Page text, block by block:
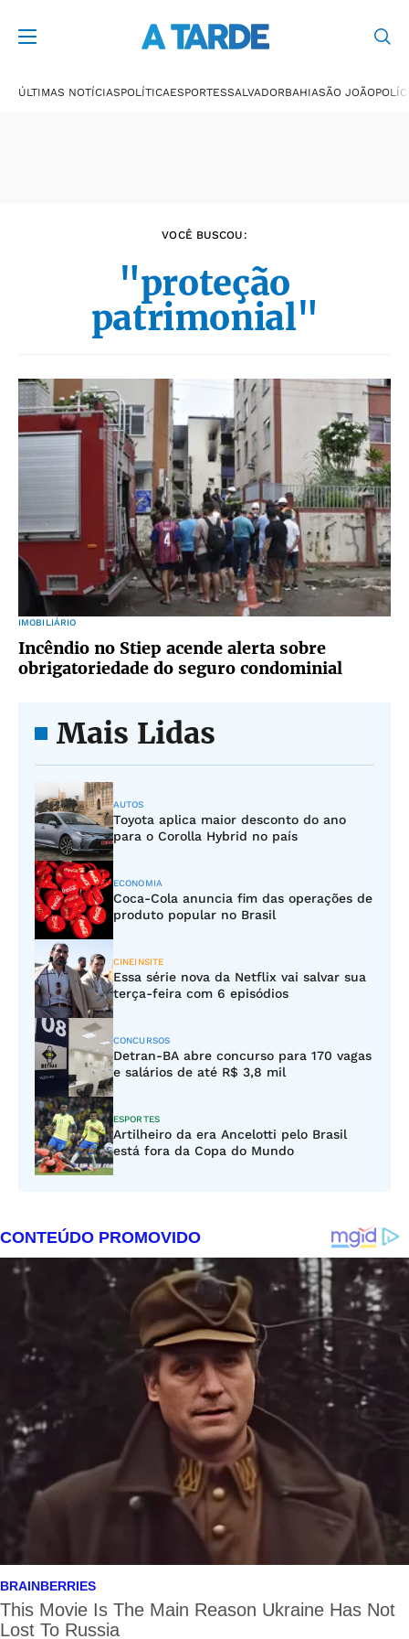
ÚLTIMAS NOTÍCIASPOLÍTICAESPORTESSALVADORBAHIASÃO JOÃO
VOCÊ BUSCOU:
"proteção
patrimonial"
IMOBILIÁRIO
Incêndio no Stiep acende alerta sobre
obrigatoriedade do seguro condominial
Mais Lidas
AUTOS
Toyota aplica maior desconto do ano
para o Corolla Hybrid no país
ECONOMIA
Coca-Cola anuncia fim das operações de
produto popular no Brasil
CINEINSITE
Essa série nova da Netflix vai salvar sua
terça-feira com 6 episódios
CONCURSOS
Detran-BA abre concurso para 170 vagas
e salários de até R$ 3,8 mil
ESPORTES
Artilheiro da era Ancelotti pelo Brasil
está fora da Copa do Mundo